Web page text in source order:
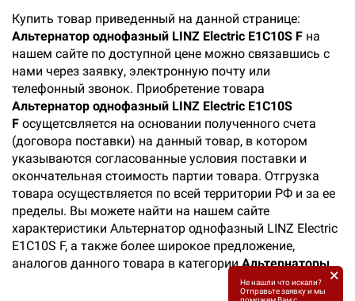
Купить товар приведенный на данной странице:
Альтернатор однофазный LINZ Electric E1C10S F на
нашем сайте по доступной цене можно связавшись с
нами через заявку, электронную почту или
телефонный звонок. Приобретение товара
Альтернатор однофазный LINZ Electric E1C10S
F осущетсвляется на основании полученного счета
(договора поставки) на данный товар, в котором
указываются согласованные условия поставки и
окончательная стоимость партии товара. Отгрузка
товара осуществляется по всей территории РФ и за ее
пределы. Вы можете найти на нашем сайте
характеристики Альтернатор однофазный LINZ Electric
E1C10S F, а также более широкое предложение,
аналогов данного товара в категорииАльтернаторы.
Не нашли что искали?
Отправьте заявку и мы
×